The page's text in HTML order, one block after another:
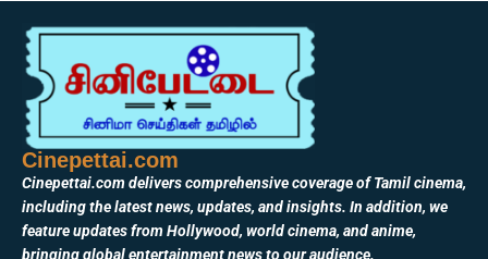
Cinepettai.com
Cinepettai.com delivers comprehensive coverage of Tamil cinema,
including the latest news, updates, and insights. In addition, we
feature updates from Hollywood, world cinema, and anime,
bringing global entertainment news to our audience.